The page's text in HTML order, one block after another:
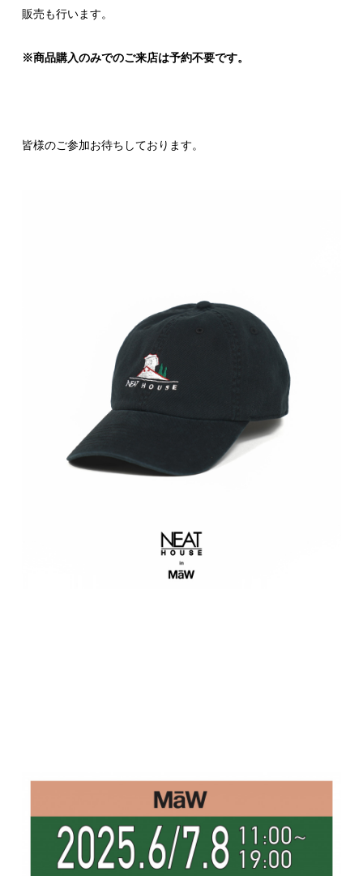
販売も行います。
※商品購入のみでのご来店は予約不要です。
皆様のご参加お待ちしております。